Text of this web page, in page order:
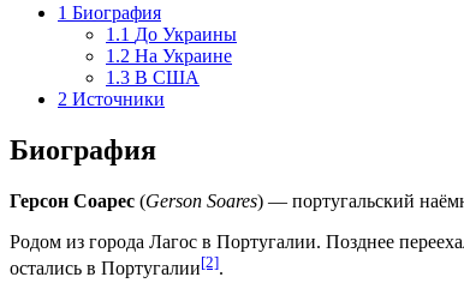
1 Биография
1.1 До Украины
1.2 На Украине
1.3 В США
2 Источники
Биография
Герсон Соарес (Gerson Soares) — португальский
Родом из города Лагос в Португалии. Позднее
остались в Португалии[2].